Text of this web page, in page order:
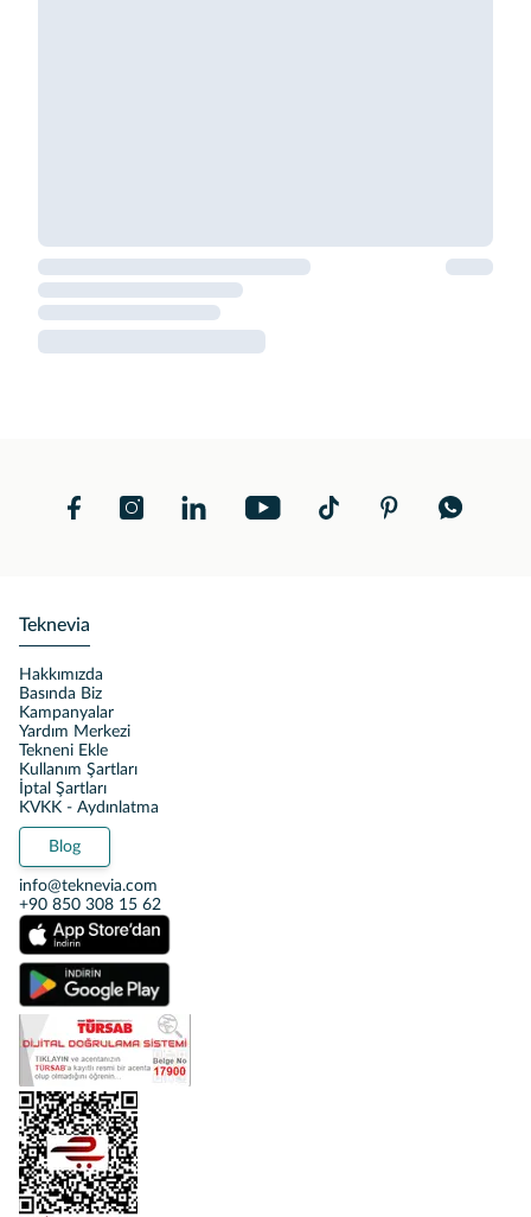
Teknevia
Hakkımızda
Basında Biz
Kampanyalar
Yardım Merkezi
Tekneni Ekle
Kullanım Şartları
İptal Şartları
KVKK - Aydınlatma
Blog
info@teknevia.com
+90 850 308 15 62